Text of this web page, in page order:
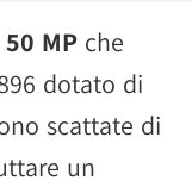
MP che
dotato di
scattate di
un